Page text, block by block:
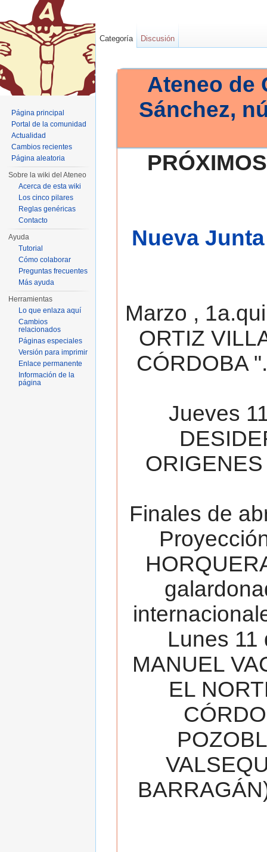
Ateneo de
Sánchez,
Nueva
Marzo ,
ORTIZ
CÓRDOBA
Jueves
Finales de
Lunes 11
MANUEL
EL
Categoría Discusión
Página principal
Portal de la comunidad
Actualidad
Cambios recientes
Página aleatoria
Sobre la wiki del Ateneo
Acerca de esta wiki
Los cinco pilares
Reglas genéricas
Contacto
Ayuda
Tutorial
Cómo colaborar
Preguntas frecuentes
Más ayuda
Herramientas
Lo que enlaza aquí
Cambios
relacionados
Páginas especiales
Versión para imprimir
Enlace permanente
Información de la
página